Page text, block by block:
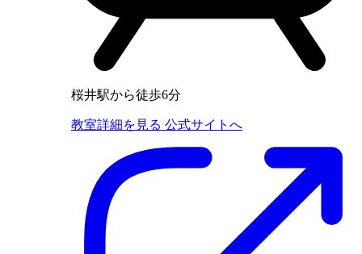
桜井駅から徒歩6分
教室詳細を見る 公式サイトへ